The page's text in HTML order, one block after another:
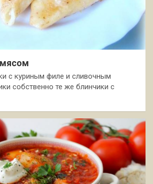
с куриным филе и сливочным
собственно те же блинчики с